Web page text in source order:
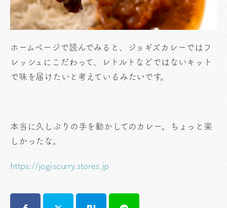
ホームページで読んでみると、ジョギズカレーではフ
レッシュにこだわって、レトルトなどではないキット
で味を届けたいと考えているみたいです。
本当に久しぶりの手を動かしてのカレー。ちょっと楽
しかったな。
https://jogiscurry.stores.jp